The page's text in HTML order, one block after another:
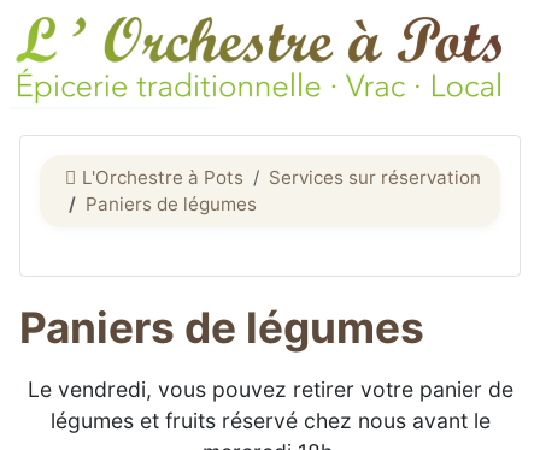
L'Orchestre à Pots
Services sur réservation
Paniers de légumes
Paniers de légumes
Le vendredi, vous pouvez retirer votre panier de
légumes et fruits réservé chez nous avant le